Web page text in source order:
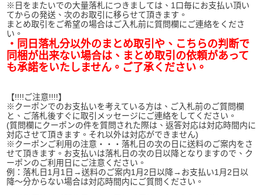
※日をまたいでの大量落札につきましては、1口毎にお支払い頂い
てからの発送、次のお取引に移らせて頂きます。
まとめ取引をご希望の場合はご入札前に質問欄にご連絡をくださ
い。
・同日落札分以外のまとめ取引や、こちらの判断で
同梱が出来ない場合は、まとめ取引の依頼があって
も承諾をいたしません。ご了承ください。
【!!!!ご注意!!!!】
※クーポンでのお支払いを考えている方は、ご入札前のご質問欄
と、ご落札後すぐに取引メッセージにご連絡をしてください。
(質問欄にクーポンの件を質問された際は、返答対応は対応時間内に
対応させて頂きます。それ以外は対応ができません)
※クーポンご利用の注意・・・落札日の次の日に送料のご案内をさ
せて頂きます。お支払いは落札日の次の日以降となりますので、ク
ーポンのご利用日にご注意ください。
例：落札日1月1日→送料のご案内1月2日以降→お支払い1月2日以
降～分からない場合は対応時間内にご質問ください。